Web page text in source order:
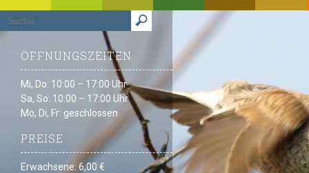
ÖFFNUNGSZEITEN
Mi, Do: 10:00 – 17:00 Uhr
Sa, So: 10:00 – 17:00 Uhr
Mo, Di, Fr: geschlossen
PREISE
Erwachsene: 6,00 €